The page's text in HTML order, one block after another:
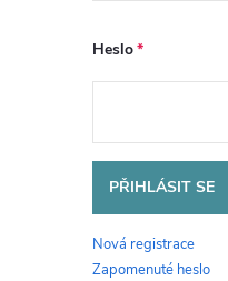
Heslo
PŘIHLÁSIT SE
Nová registrace
Zapomenuté heslo